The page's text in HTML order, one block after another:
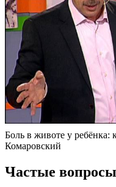
Боль в животе у ребёнка:
Комаровский
Частые вопросы